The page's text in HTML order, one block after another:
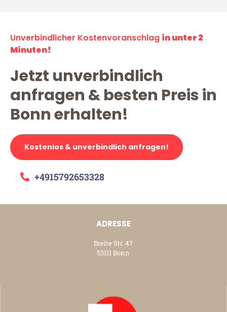
Unverbindlicher Kostenvoranschlag in unter 2
Minuten!
Jetzt unverbindlich
anfragen & besten Preis in
Bonn erhalten!
Kostenlos & unverbindlich anfragen!
+4915792653328
ADRESSE
Breite Str. 47
53111 Bonn